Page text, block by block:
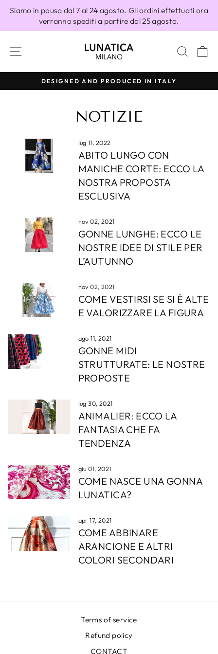
direttamente
Siamo in pausa dal 7 al 24 agosto. Gli ordini effettuati ora
verranno spediti a partire dal 25 agosto.
NAVIGAZIONE DEL SITO
Metti
pausa
DESIGNED AND PRODUCED IN ITALY
NOTIZIE
lug 11, 2022
ABITO LUNGO CON
MANICHE CORTE: ECCO LA
NOSTRA PROPOSTA
ESCLUSIVA
nov 02, 2021
GONNE LUNGHE: ECCO LE
NOSTRE IDEE DI STILE PER
L’AUTUNNO
nov 02, 2021
COME VESTIRSI SE SI È ALTE
E VALORIZZARE LA FIGURA
ago 11, 2021
GONNE MIDI
STRUTTURATE: LE NOSTRE
PROPOSTE
lug 30, 2021
ANIMALIER: ECCO LA
FANTASIA CHE FA
TENDENZA
giu 01, 2021
COME NASCE UNA GONNA
LUNATICA?
apr 17, 2021
COME ABBINARE
ARANCIONE E ALTRI
COLORI SECONDARI
Terms of service
Refund policy
CONTACT